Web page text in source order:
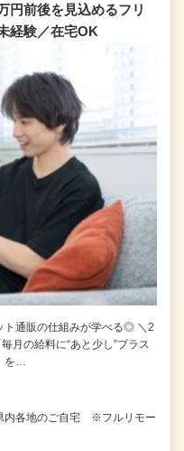
円前後を見込めるフリ
経験／在宅OK
ト通販の仕組みが学べる◎ ＼2
月の給料に“あと少し”プラス
を…
内各地のご自宅 ※フルリモー